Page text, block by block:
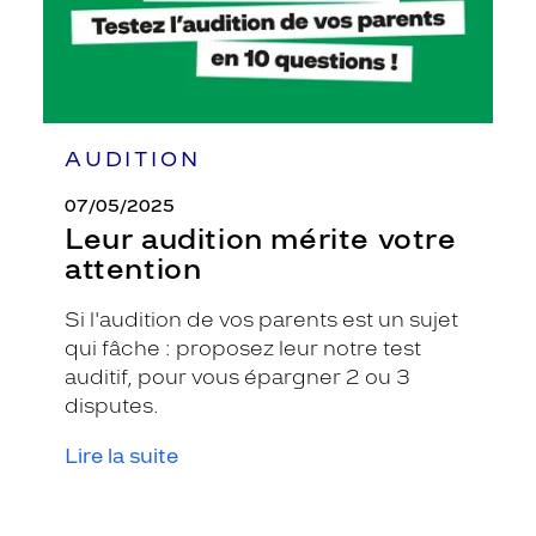
AUDITION
07/05/2025
Leur audition mérite votre
attention
Si l'audition de vos parents est un sujet
qui fâche : proposez leur notre test
auditif, pour vous épargner 2 ou 3
disputes.
Lire la suite